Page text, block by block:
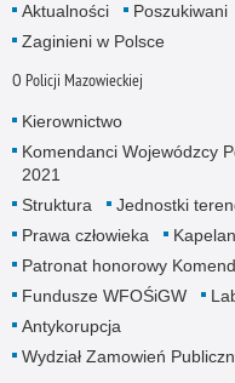
Aktualności Poszukiwani
Zaginieni w Polsce
O Policji Mazowieckiej
Kierownictwo
Komendanci Wojewódzcy
2021
Struktura
Jednostki
Prawa człowieka
Patronat honorowy
Fundusze WFOŚiGW
Antykorupcja
Wydział Zamowień